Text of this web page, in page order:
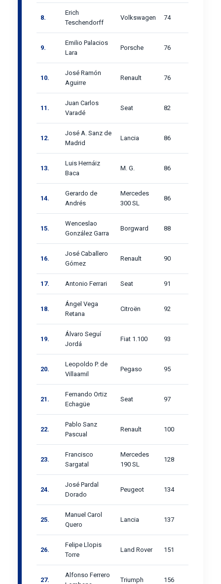
8.
Erich
Teschendorff
Volkswagen 74
9.
Emilio Palacios
Lara
Porsche 76
10.
José Ramón
Aguirre
Renault 76
11.
Juan Carlos
Varadé
Seat 82
12.
José A. Sanz de
Madrid
Lancia 86
13.
Luis Hernáiz
Baca
M. G. 86
14.
Gerardo de
Andrés
Mercedes
300 SL
86
15.
Wenceslao
González Garra
Borgward 88
16.
José Caballero
Gómez
Renault 90
17. Antonio Ferrari Seat 91
18.
Ángel Vega
Retana
Citroën 92
19.
Álvaro Seguí
Jordá
Fiat 1.100 93
20.
Leopoldo P. de
Villaamil
Pegaso 95
21.
Fernando Ortiz
Echagüe
Seat 97
22.
Pablo Sanz
Pascual
Renault 100
23.
Francisco
Sargatal
Mercedes
190 SL
128
24.
José Pardal
Dorado
Peugeot 134
25.
Manuel Carol
Quero
Lancia 137
26.
Felipe Llopis
Torre
Land Rover 151
27.
Alfonso Ferrero
Triumph 156